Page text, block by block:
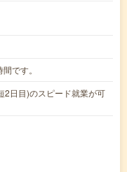
です。
2日目)のスピード就業が可